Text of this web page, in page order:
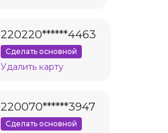
220220******4463
Сделать основной
Удалить карту
220070******3947
Сделать основной